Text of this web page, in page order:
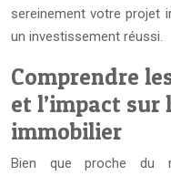
sereinement votre projet
un investissement réussi.
Comprendre
et l’impact
immobilier
Bien que proche du